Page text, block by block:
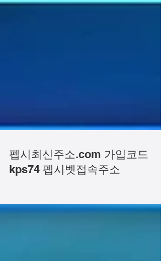
펩시최신주소.com 가입코드
kps74 펩시벳접속주소